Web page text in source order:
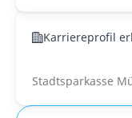
Karriereprofil
Stadtsparkasse